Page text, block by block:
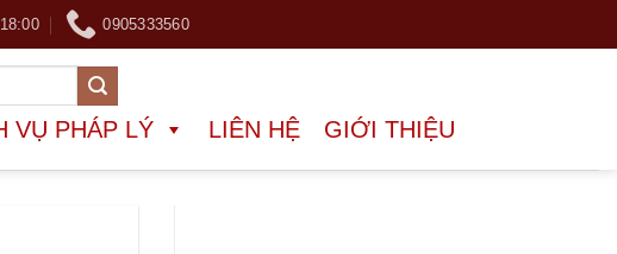
0905333560
VỤ PHÁP LÝ LIÊN HỆ GIỚI THIỆU